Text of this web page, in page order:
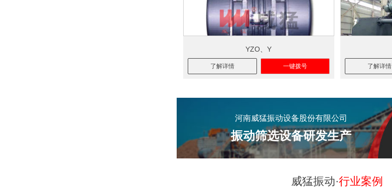
YZO、Y
了解详情 一键拨号 了解详情
河南威猛振动设备股份有限公司
振动筛选设备研发生产
威猛振动·行业案例